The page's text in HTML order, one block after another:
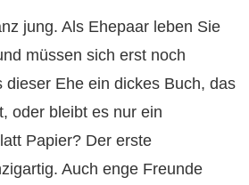
jung. Als Ehepaar leben Sie
müssen sich erst noch
dieser Ehe ein dickes Buch, das
oder bleibt es nur ein
Papier? Der erste
Auch enge Freunde